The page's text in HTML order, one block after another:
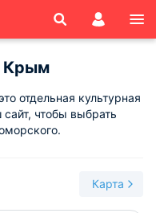
Крым
отдельная культурная
чтобы выбрать
Карта